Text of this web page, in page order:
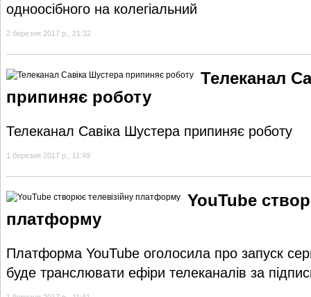
одноосібного на колегіальний
2 березня 2017 р., 21:32
Телеканал
припиняє роботу
Телеканал Савіка Шустера припиняє роботу
1 березня 2017 р., 11:49
YouTube
платформу
Платформа YouTube оголосила про запуск
буде транслювати ефіри телеканалів за